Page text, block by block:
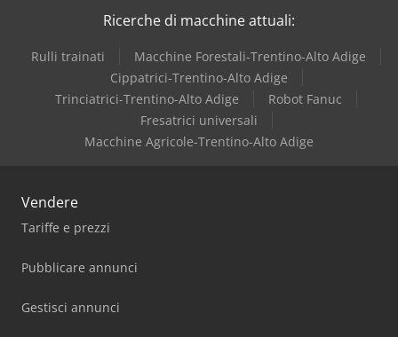
Busch
Dr. Boy
Ricerche di macchine attuali:
Rulli trainati
Macchine Forestali-Trentino-Alto Adige
Cippatrici-Trentino-Alto Adige
Trinciatrici-Trentino-Alto Adige
Robot Fanuc
Fresatrici universali
Macchine Agricole-Trentino-Alto Adige
Vendere
Tariffe e prezzi
Pubblicare annunci
Gestisci annunci